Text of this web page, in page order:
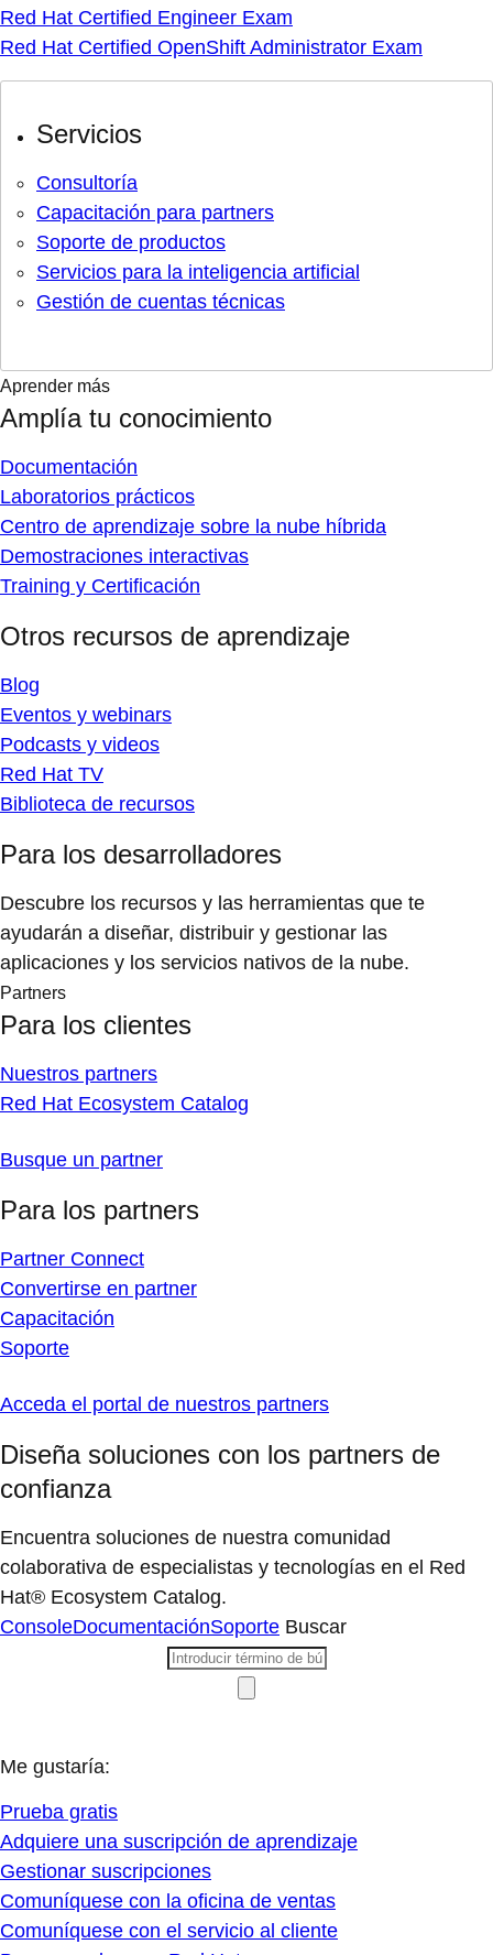
Red Hat Certified Engineer Exam
Red Hat Certified OpenShift Administrator Exam
Servicios
Consultoría
Capacitación para partners
Soporte de productos
Servicios para la inteligencia artificial
Gestión de cuentas técnicas
Aprender más
Amplía tu conocimiento
Documentación
Laboratorios prácticos
Centro de aprendizaje sobre la nube híbrida
Demostraciones interactivas
Training y Certificación
Otros recursos de aprendizaje
Blog
Eventos y webinars
Podcasts y videos
Red Hat TV
Biblioteca de recursos
Para los desarrolladores
Descubre los recursos y las herramientas que te
ayudarán a diseñar, distribuir y gestionar las
aplicaciones y los servicios nativos de la nube.
Partners
Para los clientes
Nuestros partners
Red Hat Ecosystem Catalog
Busque un partner
Para los partners
Partner Connect
Convertirse en partner
Capacitación
Soporte
Acceda el portal de nuestros partners
Diseña soluciones con los partners de
confianza
Encuentra soluciones de nuestra comunidad
colaborativa de especialistas y tecnologías en el Red
Hat® Ecosystem Catalog.
ConsoleDocumentaciónSoporte Buscar
Me gustaría:
Prueba gratis
Adquiere una suscripción de aprendizaje
Gestionar suscripciones
Comuníquese con la oficina de ventas
Comuníquese con el servicio al cliente